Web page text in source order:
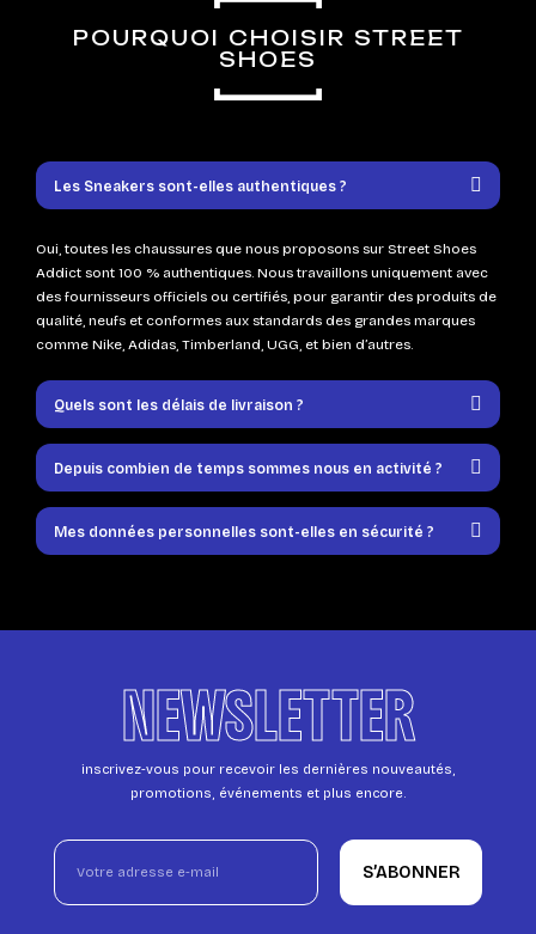
POURQUOI CHOISIR STREET
SHOES
Les Sneakers sont-elles authentiques ?
Oui, toutes les chaussures que nous proposons sur Street Shoes
Addict sont 100 % authentiques. Nous travaillons uniquement avec
des fournisseurs officiels ou certifiés, pour garantir des produits de
qualité, neufs et conformes aux standards des grandes marques
comme Nike, Adidas, Timberland, UGG, et bien d’autres.
Quels sont les délais de livraison ?
Depuis combien de temps sommes nous en activité ?
Mes données personnelles sont-elles en sécurité ?
NEWSLETTER
inscrivez-vous pour recevoir les dernières nouveautés,
promotions, événements et plus encore.
S’ABONNER